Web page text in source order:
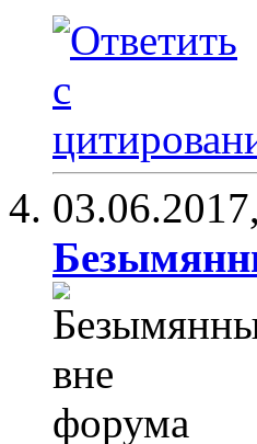
03.06.2017,